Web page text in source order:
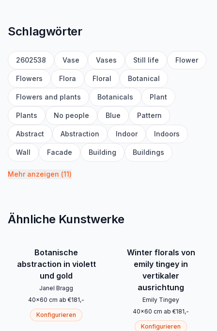
Schlagwörter
2602538 Vase Vases Still life Flower
Flowers Flora Floral Botanical
Flowers and plants Botanicals Plant
Plants No people Blue Pattern
Abstract Abstraction Indoor Indoors
Wall Facade Building Buildings
Mehr anzeigen (11)
Ähnliche Kunstwerke
Botanische
abstraction in violett
und gold
Janel Bragg
40x60 cm ab €181,-
Konfigurieren
Winter florals von
emily tingey in
vertikaler
ausrichtung
Emily Tingey
40x60 cm ab €181,-
Konfigurieren